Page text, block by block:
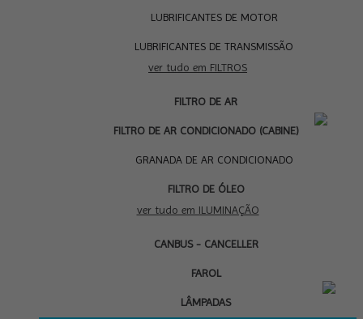
LUBRIFICANTES DE MOTOR
LUBRIFICANTES DE TRANSMISSÃO
ver tudo em FILTROS
FILTRO DE AR
FILTRO DE AR CONDICIONADO (CABINE)
GRANADA DE AR CONDICIONADO
FILTRO DE ÓLEO
ver tudo em ILUMINAÇÃO
CANBUS - CANCELLER
FAROL
LÂMPADAS